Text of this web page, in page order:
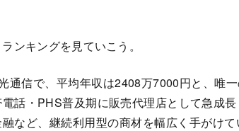
ンキングを見ていこう。
通信で、平均年収は2408万7000円と、唯
話・PHS普及期に販売代理店として急成
など、継続利用型の商材を幅広く手がけ